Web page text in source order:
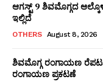
ಆಗಸ್ಟ್ 9 ಶಿವಮೊಗ್ಗದ
ಇಲ್ಲಿದೆ
OTHERS August 8, 2026
ಶಿವಮೊಗ್ಗ ರಂಗಾಯಣ
ರಂಗಾಯಣ ಪ್ರಕಟಣೆ